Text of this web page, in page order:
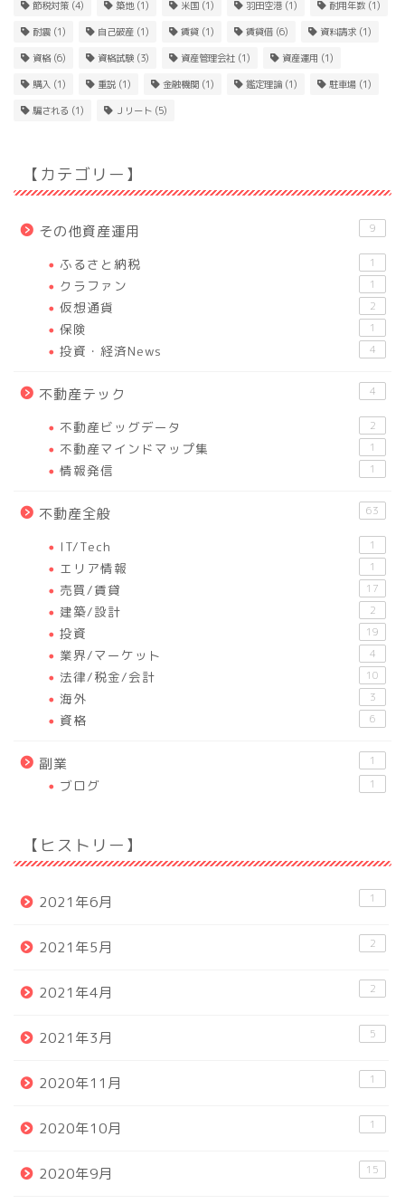
節税対策 (4) 築地(1) 米国 (1) 羽田空港 (1) 耐用年数 (1)
耐震 (1) 自己破産 (1) 賃貸 (1) 賃貸借 (6) 資料請求 (1)
資格(6) 資格試験 (3) 資産管理会社 (1) 資産運用 (1)
購入 (1) 重説 (1) 金融機関 (1) 鑑定理論 (1) 駐車場 (1)
騙される (1) Ｊリート (5)
【カテゴリー】
その他資産運用 9
ふるさと納税 1
クラファン 1
仮想通貨 2
保険 1
投資・経済News 4
不動産テック 4
不動産ビッグデータ 2
不動産マインドマップ集 1
情報発信 1
不動産全般 63
IT/Tech 1
エリア情報 1
売買/賃貸 17
建築/設計 2
投資 19
業界/マーケット 4
法律/税金/会計 10
海外 3
資格 6
副業 1
ブログ 1
【ヒストリー】
2021年6月 1
2021年5月 2
2021年4月 2
2021年3月 5
2020年11月 1
2020年10月 1
2020年9月 15